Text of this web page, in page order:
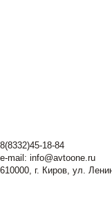
8(8332)45-18-84
e-mail: info@avtoone.ru
610000, г. Киров, ул.